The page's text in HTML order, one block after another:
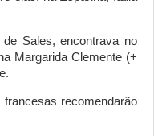
Sales, encontrava no
Margarida Clemente (+
recomendarão